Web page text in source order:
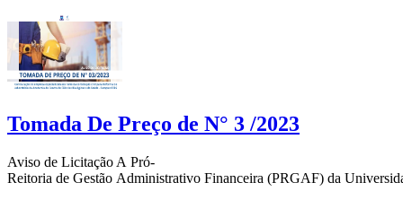
Tomada De Preço de N° 3 /2023
Aviso de Licitação A Pró-
Reitoria de Gestão Administrativo Financeira (PRGAF) da